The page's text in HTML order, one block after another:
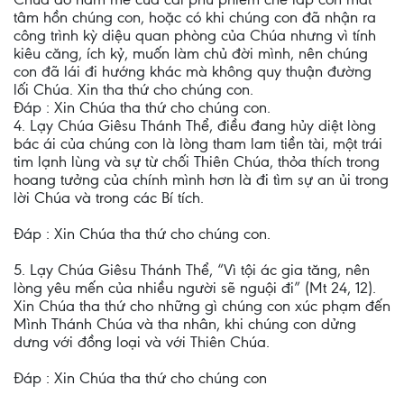
tâm hồn chúng con, hoặc có khi chúng con đã nhận ra
công trình kỳ diệu quan phòng của Chúa nhưng vì tính
kiêu căng, ích kỷ, muốn làm chủ đời mình, nên chúng
con đã lái đi hướng khác mà không quy thuận đường
lối Chúa. Xin tha thứ cho chúng con.
Đáp : Xin Chúa tha thứ cho chúng con.
4. Lạy Chúa Giêsu Thánh Thể, điều đang hủy diệt lòng
bác ái của chúng con là lòng tham lam tiền tài, một trái
tim lạnh lùng và sự từ chối Thiên Chúa, thỏa thích trong
hoang tưởng của chính mình hơn là đi tìm sự an ủi trong
lời Chúa và trong các Bí tích.
Đáp : Xin Chúa tha thứ cho chúng con.
5. Lạy Chúa Giêsu Thánh Thể, “Vì tội ác gia tăng, nên
lòng yêu mến của nhiều người sẽ nguội đi” (Mt 24, 12).
Xin Chúa tha thứ cho những gì chúng con xúc phạm đến
Mình Thánh Chúa và tha nhân, khi chúng con dửng
dưng với đồng loại và với Thiên Chúa.
Đáp : Xin Chúa tha thứ cho chúng con